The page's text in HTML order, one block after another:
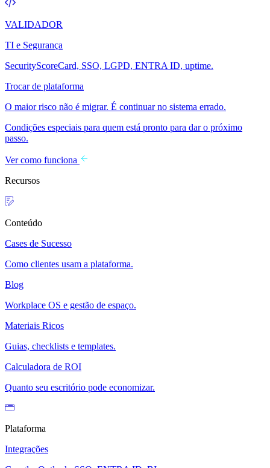
VALIDADOR
TI e Segurança
SecurityScoreCard, SSO, LGPD, ENTRA ID, uptime.
Trocar de plataforma
O maior risco não é migrar. É continuar no sistema errado.
Condições especiais para quem está pronto para dar o próximo
passo.
Ver como funciona
Recursos
Conteúdo
Cases de Sucesso
Como clientes usam a plataforma.
Blog
Workplace OS e gestão de espaço.
Materiais Ricos
Guias, checklists e templates.
Calculadora de ROI
Quanto seu escritório pode economizar.
Plataforma
Integrações